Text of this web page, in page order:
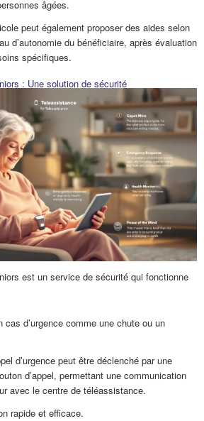
âgées.
peut également proposer des aides selon
d’autonomie du bénéficiaire, après évaluation
spécifiques.
: Une solution de sécurité
est un service de sécurité qui fonctionne
cas d’urgence comme une chute ou un
d’urgence peut être déclenché par une
d’appel, permettant une communication
avec le centre de téléassistance.
rapide et efficace.